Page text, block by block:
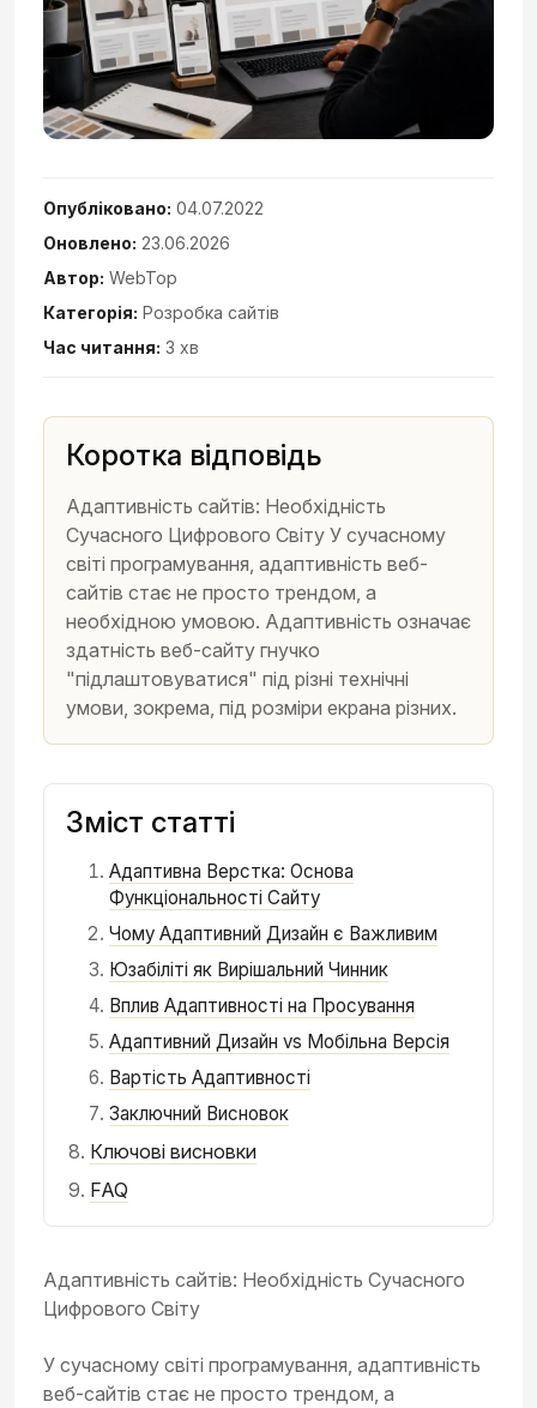
Опубліковано: 04.07.2022
Оновлено: 23.06.2026
Автор: WebTop
Категорія: Розробка сайтів
Час читання: 3 хв
Коротка відповідь
Адаптивність сайтів: Необхідність
Сучасного Цифрового Світу У сучасному
світі програмування, адаптивність веб-
сайтів стає не просто трендом, а
необхідною умовою. Адаптивність означає
здатність веб-сайту гнучко
"підлаштовуватися" під різні технічні
умови, зокрема, під розміри екрана різних.
Зміст статті
Адаптивна Верстка: Основа
Функціональності Сайту
Чому Адаптивний Дизайн є Важливим
Юзабіліті як Вирішальний Чинник
Вплив Адаптивності на Просування
Адаптивний Дизайн vs Мобільна Версія
Вартість Адаптивності
Заключний Висновок
Ключові висновки
FAQ
Адаптивність сайтів: Необхідність Сучасного
Цифрового Світу
У сучасному світі програмування, адаптивність
веб-сайтів стає не просто трендом, а